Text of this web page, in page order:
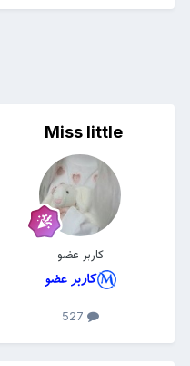
Miss little
کاربر عضو